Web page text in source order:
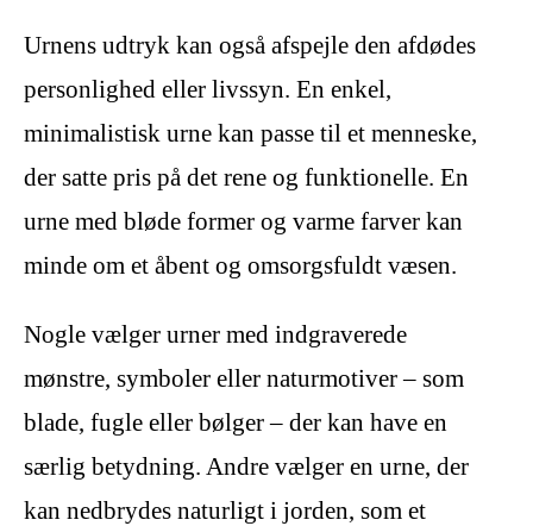
Urnens udtryk kan også afspejle den afdødes
personlighed eller livssyn. En enkel,
minimalistisk urne kan passe til et menneske,
der satte pris på det rene og funktionelle. En
urne med bløde former og varme farver kan
minde om et åbent og omsorgsfuldt væsen.
Nogle vælger urner med indgraverede
mønstre, symboler eller naturmotiver – som
blade, fugle eller bølger – der kan have en
særlig betydning. Andre vælger en urne, der
kan nedbrydes naturligt i jorden, som et